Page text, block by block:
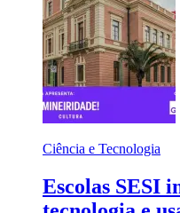
Ciência e Tecnologia
Escolas SESI